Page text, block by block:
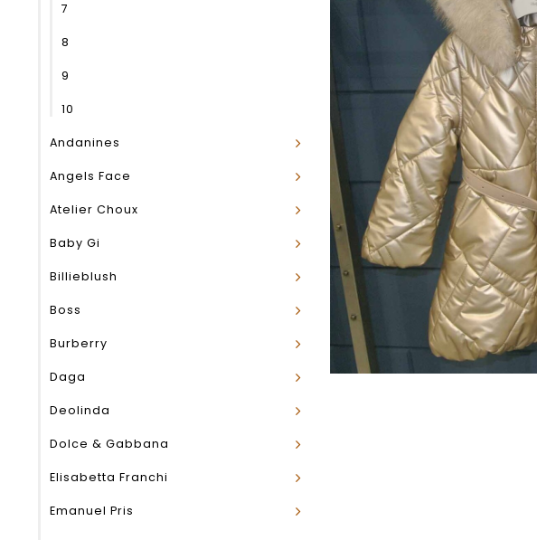
7
8
9
10
Andanines
Angels Face
Atelier Choux
Baby Gi
Billieblush
Boss
Burberry
Daga
Deolinda
Dolce & Gabbana
Elisabetta Franchi
Emanuel Pris